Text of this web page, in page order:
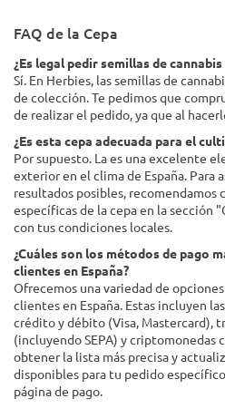
FAQ de la Cepa
¿Es legal pedir semillas de cannabis
Sí. En Herbies, las semillas de
de colección. Te pedimos que
de realizar el pedido, ya que al
¿Es esta cepa adecuada para el
Por supuesto. La es una excelente
exterior en el clima de España. Para
resultados posibles, recomendamos
específicas de la cepa en la sección
con tus condiciones locales.
¿Cuáles son los métodos de pago
clientes en España?
Ofrecemos una variedad de
clientes en España. Estas incluyen
crédito y débito (Visa, Mastercard),
(incluyendo SEPA) y criptomonedas
obtener la lista más precisa y
disponibles para tu pedido
página de pago.